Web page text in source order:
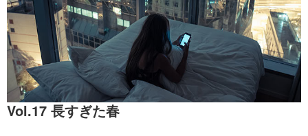
Vol.17 長すぎた春